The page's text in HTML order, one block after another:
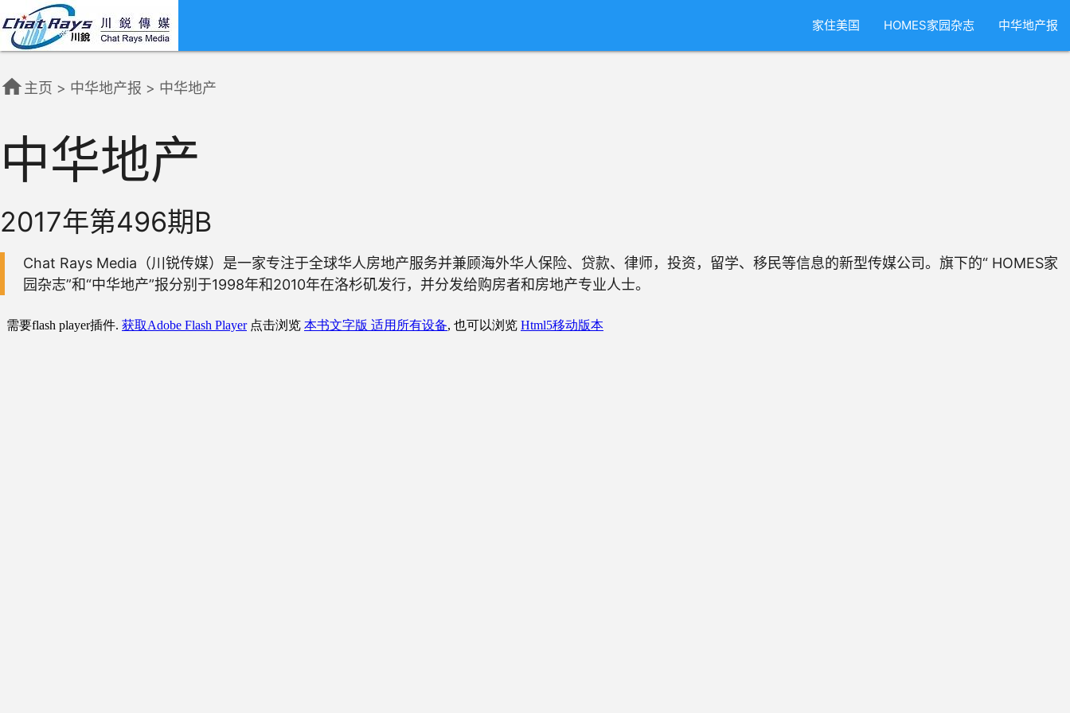
家住美国 HOMES家园杂志 中华地产报
home 主页 > 中华地产报 > 中华地产
中华地产
2017年第496期B
Chat Rays Media（川锐传媒）是一家专注于全球华人房地产服务并兼顾海外华人保险、贷款、律师，投资，留学、移民等信息的新型传媒公司。旗下的“ HOMES家
园杂志”和“中华地产”报分别于1998年和2010年在洛杉矶发行，并分发给购房者和房地产专业人士。